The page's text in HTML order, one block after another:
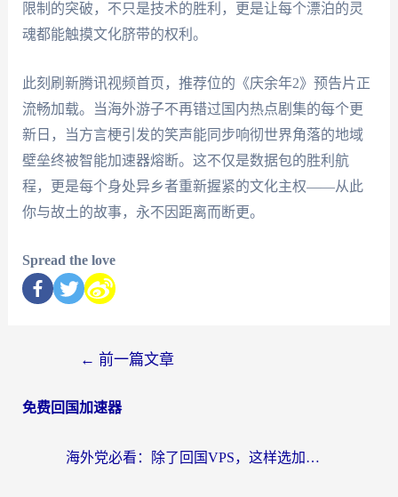
限制的突破，不只是技术的胜利，更是让每个漂泊的灵
魂都能触摸文化脐带的权利。
此刻刷新腾讯视频首页，推荐位的《庆余年2》预告片正
流畅加载。当海外游子不再错过国内热点剧集的每个更
新日，当方言梗引发的笑声能同步响彻世界角落的地域
壁垒终被智能加速器熔断。这不仅是数据包的胜利航
程，更是每个身处异乡者重新握紧的文化主权——从此
你与故土的故事，永不因距离而断更。
Spread the love
← 前一篇文章
免费回国加速器
海外党必看：除了回国VPS，这样选加速器也能无缝刷国内资源？